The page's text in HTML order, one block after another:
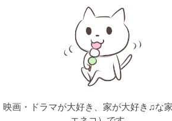
映画・ドラマが大好き、家が大好き♫な